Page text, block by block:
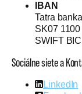
IBAN
Tatra
SK07
SWIFT
Sociálne siete a
LinkedIn